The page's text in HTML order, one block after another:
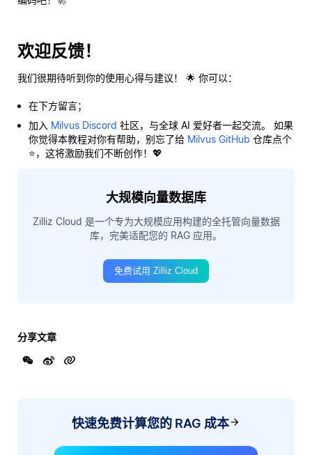
欢迎反馈！
我们很期待听到你的使用心得与建议！ 🌟 你可以：
在下方留言；
加入 Milvus Discord 社区，与全球 AI 爱好者一起交流。 如果
你觉得本教程对你有帮助，别忘了给 Milvus GitHub 仓库点个
⭐，这将激励我们不断创作！💖
大规模向量数据库
Zilliz Cloud 是一个专为大规模应用构建的全托管向量数据
库，完美适配您的 RAG 应用。
免费试用 Zilliz Cloud
分享文章
快速免费计算您的 RAG 成本